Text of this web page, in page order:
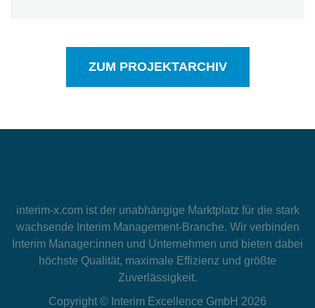
ZUM PROJEKTARCHIV
interim-x.comist der unabhängige Marktplatz für die stark
wachsende Interim Management-Branche. Wir verbinden
Interim Manager:innen und Unternehmen und bieten dabei
höchste Qualität, maximale Effizienz und größte
Zuverlässigkeit.
Copyright © Interim Excellence GmbH 2026